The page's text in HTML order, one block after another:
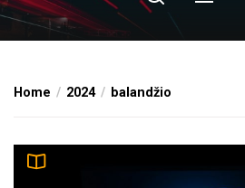
Home 2024 balandžio